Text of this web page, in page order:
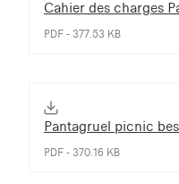
Cahier des charges
PDF - 377.53 KB
Pantagruel picnic
PDF - 370.16 KB